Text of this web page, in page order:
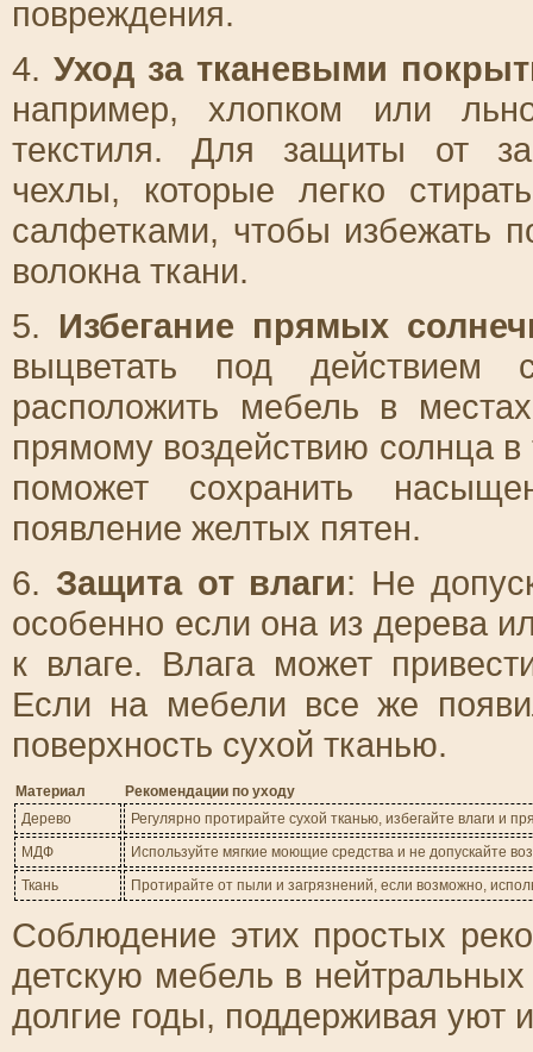
повреждения.
4. Уход за тканевыми
например, хлопком или
текстиля. Для защиты от
чехлы, которые легко
салфетками, чтобы избежать
волокна ткани.
5. Избегание прямых
выцветать под действием
расположить мебель в
прямому воздействию солнца
поможет сохранить
появление желтых пятен.
6. Защита от влаги: Не
особенно если она из дерева
к влаге. Влага может
Если на мебели все же
поверхность сухой тканью.
Материал
Рекомендации по уходу
Дерево
Регулярно протирайте сухой тканью, избегайте влаги и
МДФ
Используйте мягкие моющие средства и не допускайте
Ткань
Протирайте от пыли и загрязнений, если возможно,
Соблюдение этих простых
детскую мебель в
долгие годы, поддерживая уют